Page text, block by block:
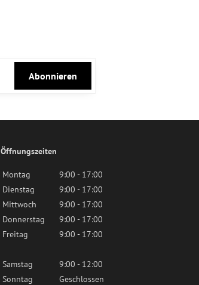
Abonnieren
Öffnungszeiten
Montag
9:00 - 17:00
Dienstag
9:00 - 17:00
Mittwoch
9:00 - 17:00
Donnerstag
9:00 - 17:00
Freitag
9:00 - 17:00
Samstag
9:00 - 12:00
Sonntag
Geschlossen